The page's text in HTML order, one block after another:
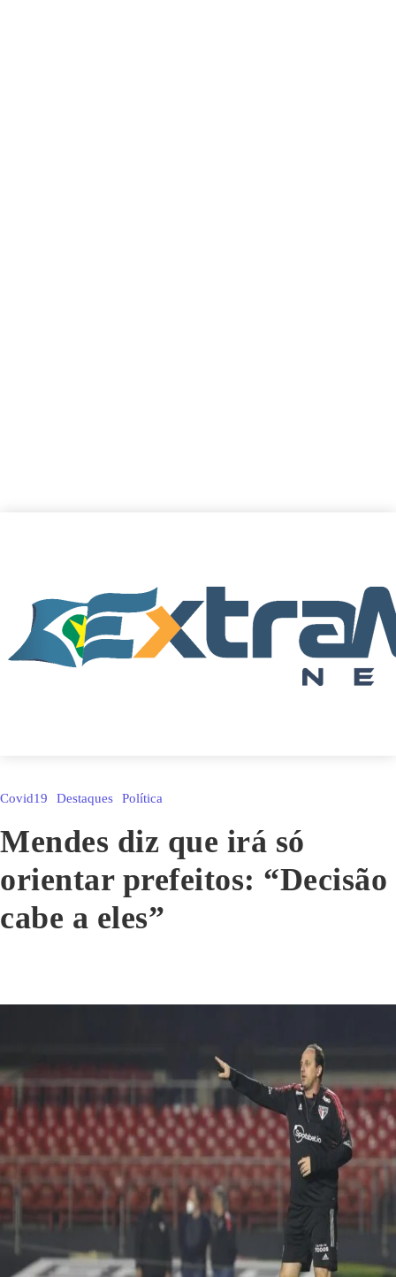
Covid19 Destaques Política
Mendes diz que irá só
orientar prefeitos: “Decisão
cabe a eles”